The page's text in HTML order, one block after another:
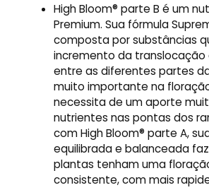
High Bloom® parte B é um
Premium. Sua fórmula
composta por substâncias
incremento da translocação
entre as diferentes partes
muito importante na
necessita de um aporte
nutrientes nas pontas dos
com High Bloom® parte A,
equilibrada e balanceada
plantas tenham uma
consistente, com mais